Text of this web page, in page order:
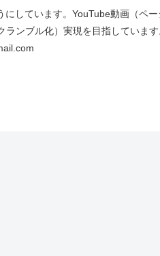
しています。YouTube動画（ペ
ンブル化）実現を目指していま